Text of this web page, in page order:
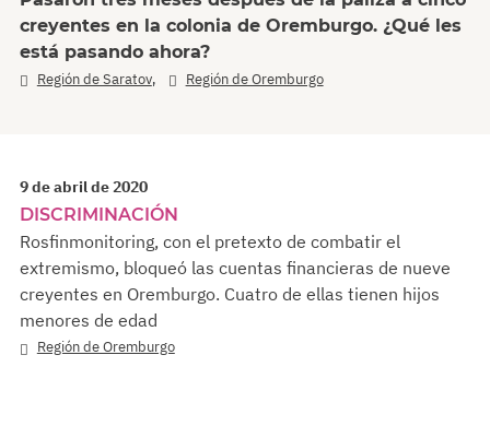
creyentes en la colonia de Oremburgo. ¿Qué les
está pasando ahora?
Región de Saratov, Región de Oremburgo
9 de abril de 2020
DISCRIMINACIÓN
Rosfinmonitoring, con el pretexto de combatir el
extremismo, bloqueó las cuentas financieras de nueve
creyentes en Oremburgo. Cuatro de ellas tienen hijos
menores de edad
Región de Oremburgo